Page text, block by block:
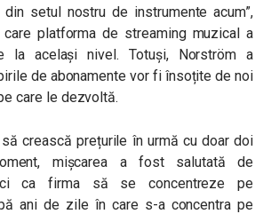
setul nostru de instrumente acum”,
platforma de streaming muzical a
la același nivel. Totuși, Norström a
de abonamente vor fi însoțite de noi
care le dezvoltă.
crească prețurile în urmă cu doar doi
mișcarea a fost salutată de
ca firma să se concentreze pe
ani de zile în care s-a concentra pe